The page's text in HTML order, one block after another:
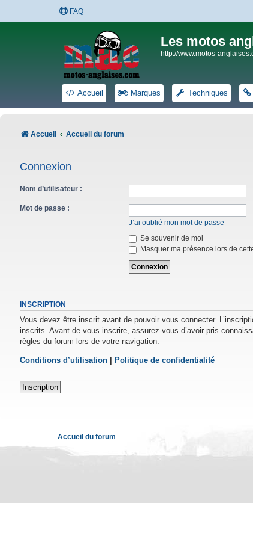
FAQ
Les motos
http://www.motos-
Accueil Marques Techniques
Accueil Accueil du forum
Connexion
Nom d’utilisateur :
Mot de passe :
J’ai oublié mon mot de passe
Se souvenir de moi
Masquer ma présence lors de
INSCRIPTION
Vous devez être inscrit avant de pouvoir vous connecter.
inscrits. Avant de vous inscrire, assurez-vous d’avoir pris
règles du forum lors de votre navigation.
Conditions d’utilisation Politique de confidentialité
Inscription
Accueil du forum